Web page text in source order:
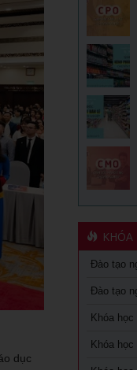
dục
Đào tạo
Đào tạo
Khóa
Khóa